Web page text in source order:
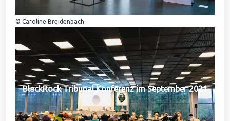
© Caroline Breidenbach
BlackRock Tribunal Konferenz im September 2021